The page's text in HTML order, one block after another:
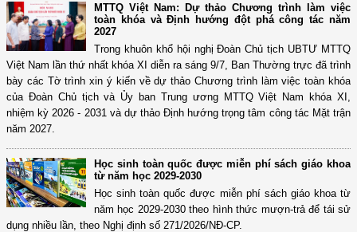
MTTQ Việt Nam: Dự thảo Chương trình làm việc
toàn khóa và Định hướng đột phá công tác năm
2027
Trong khuôn khổ hội nghị Đoàn Chủ tịch UBTƯ MTTQ
Việt Nam lần thứ nhất khóa XI diễn ra sáng 9/7, Ban Thường trực đã trình
bày các Tờ trình xin ý kiến về dự thảo Chương trình làm việc toàn khóa
của Đoàn Chủ tịch và Ủy ban Trung ương MTTQ Việt Nam khóa XI,
nhiệm kỳ 2026 - 2031 và dự thảo Định hướng trọng tâm công tác Mặt trận
năm 2027.
Học sinh toàn quốc được miễn phí sách giáo khoa
từ năm học 2029-2030
Học sinh toàn quốc được miễn phí sách giáo khoa từ
năm học 2029-2030 theo hình thức mượn-trả để tái sử
dụng nhiều lần, theo Nghị định số 271/2026/NĐ-CP.